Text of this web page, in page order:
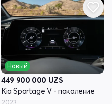
Новый
449 900 000 UZS
Kia Sportage V - поколение